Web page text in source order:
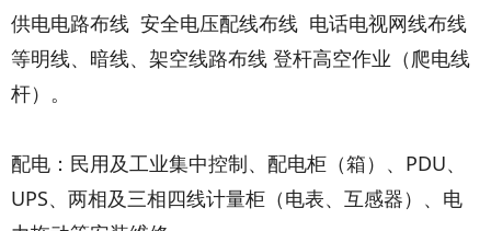
供电电路布线 安全电压配线布线 电话电视网线布线
等明线、暗线、架空线路布线 登杆高空作业（爬电线
杆）。
配电：民用及工业集中控制、配电柜（箱）、PDU、
UPS、两相及三相四线计量柜（电表、互感器）、电